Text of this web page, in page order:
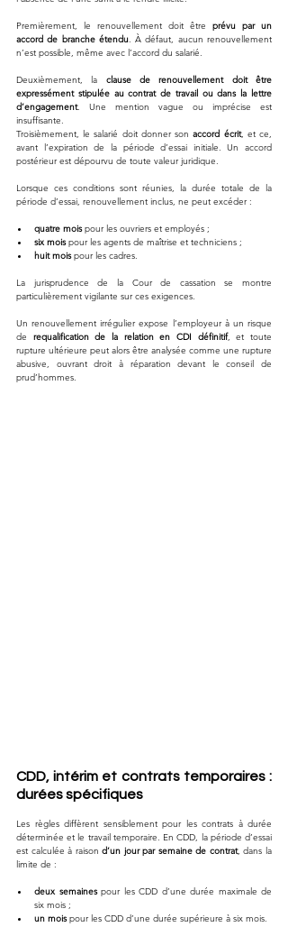
Premièrement, le renouvellement doit être prévu par un
accord de branche étendu. À défaut, aucun renouvellement
n’est possible, même avec l’accord du salarié.
Deuxièmement, la clause de renouvellement doit être
expressément stipulée au contrat de travail ou dans la lettre
d’engagement. Une mention vague ou imprécise est
insuffisante.
Troisièmement, le salarié doit donner son accord écrit, et ce,
avant l’expiration de la période d’essai initiale. Un accord
postérieur est dépourvu de toute valeur juridique.
Lorsque ces conditions sont réunies, la durée totale de la
période d’essai, renouvellement inclus, ne peut excéder :
quatre mois pour les ouvriers et employés ;
six mois pour les agents de maîtrise et techniciens ;
huit mois pour les cadres.
La jurisprudence de la Cour de cassation se montre
particulièrement vigilante sur ces exigences.
Un renouvellement irrégulier expose l’employeur à un risque
de requalification de la relation en CDI définitif, et toute
rupture ultérieure peut alors être analysée comme une rupture
abusive, ouvrant droit à réparation devant le conseil de
prud’hommes.
CDD, intérim et contrats temporaires :
durées spécifiques
Les règles diffèrent sensiblement pour les contrats à durée
déterminée et le travail temporaire. En CDD, la période d’essai
est calculée à raison d’un jour par semaine de contrat, dans la
limite de :
deux semaines pour les CDD d’une durée maximale de
six mois ;
un mois pour les CDD d’une durée supérieure à six mois.